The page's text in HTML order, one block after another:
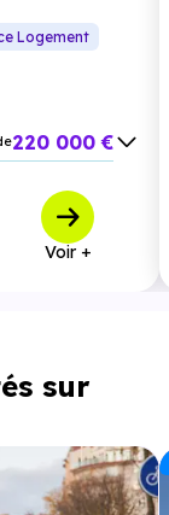
Logement
220 000 €
400 000 €
Voir +
sur